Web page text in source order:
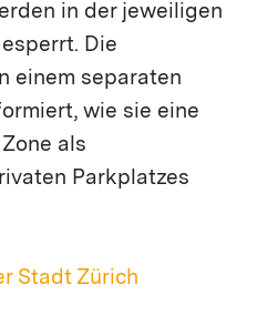
in der jeweiligen
Die
einem separaten
wie sie eine
als
Parkplatzes
Stadt Zürich